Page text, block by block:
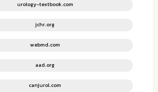
urology-textbook.com
jchr.org
webmd.com
aad.org
canjurol.com